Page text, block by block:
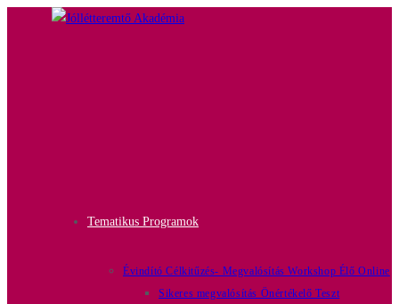
Tematikus Programok
Évindító Célkitűzés- Megvalósítás Workshop Élő Online
Sikeres megvalósítás Önértékelő Teszt